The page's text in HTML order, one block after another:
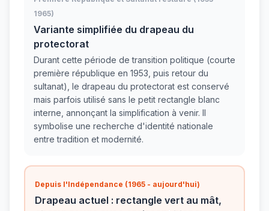
1965)
Variante simplifiée du drapeau du
protectorat
Durant cette période de transition politique (courte
première république en 1953, puis retour du
sultanat), le drapeau du protectorat est conservé
mais parfois utilisé sans le petit rectangle blanc
interne, annonçant la simplification à venir. Il
symbolise une recherche d'identité nationale
entre tradition et modernité.
Depuis l'Indépendance (1965 - aujourd'hui)
Drapeau actuel : rectangle vert au mât,